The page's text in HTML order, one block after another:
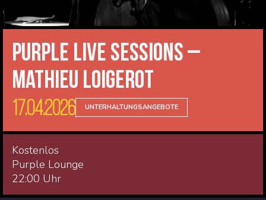
Purple Live Sessions –
Mathieu Loigerot
17.04.2026 UNTERHALTUNGSANGEBOTE
Kostenlos
Purple Lounge
22:00 Uhr